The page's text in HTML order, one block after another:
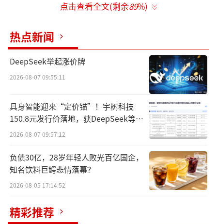
“十一”假期，多城出行活力焕新，重庆
后，长沙再度进入假期全国打车需求Top10。
预约用车的出行需求比节前上涨58%，涨
幅排名前5城市分别是桂林、南昌、大理、徐
州、揭阳，涨幅均超过100%，其中桂林涨幅最
高为331%；使用预约服务的场景中，前往汽车
站、旅游景点、火车站的出行需求涨幅分别为4
点击查看全文(剩余89%)
热点新闻
DeepSeek举起涨价牌
2026-08-07 09:55:11
具身智能迎来“定价锚”！宇树科技
150.8元发行价落地，获DeepSeek等豪
华战配加持
2026-08-07 09:57:12
负债30亿，28岁年轻人败光百亿国企，
知名饮料巨鳄悲情落幕？
2026-08-05 17:14:52
精彩推荐